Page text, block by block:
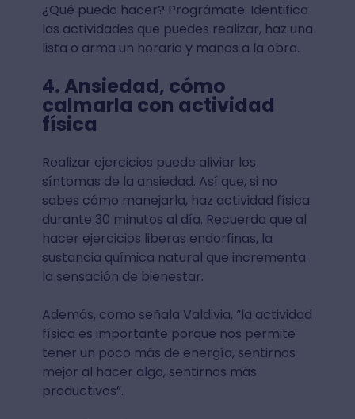
¿Qué puedo hacer? Prográmate. Identifica
las actividades que puedes realizar, haz una
lista o arma un horario y manos a la obra.
4. Ansiedad, cómo
calmarla con actividad
física
Realizar ejercicios puede aliviar los
síntomas de la ansiedad. Así que, si no
sabes cómo manejarla, haz actividad física
durante 30 minutos al día. Recuerda que al
hacer ejercicios liberas endorfinas, la
sustancia química natural que incrementa
la sensación de bienestar.
Además, como señala Valdivia, “la actividad
física es importante porque nos permite
tener un poco más de energía, sentirnos
mejor al hacer algo, sentirnos más
productivos”.